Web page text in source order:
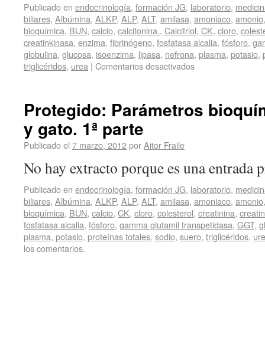
Publicado en endocrinología, formación JG, laboratorio,
biliares, Albúmina, ALKP, ALP, ALT, amilasa, amoniaco, amonio
bioquímica, BUN, calcio, calcitonina., Calcitriol, CK, cloro,
creatinkinasa, enzima, fibrinógeno, fosfatasa alcalia, fósforo,
globulina, glucosa, isoenzima, lipasa, nefrona, plasma, potasio,
triglicéridos, urea | Comentarios desactivados
Protegido: Parámetros
y gato. 1ª parte
Publicado el 7 marzo, 2012porAitor Fraile
No hay extracto porque es una entrada
Publicado en endocrinología, formación JG, laboratorio,
biliares, Albúmina, ALKP, ALP, ALT, amilasa, amoniaco, amonio
bioquímica, BUN, calcio, CK, cloro, colesterol, creatinina,
fosfatasa alcalia, fósforo, gamma glutamil transpetidasa, GGT,
plasma, potasio, proteínas totales, sodio, suero, triglicéridos,
los comentarios.